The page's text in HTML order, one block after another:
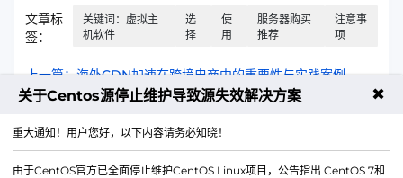
文章标
签：
关键词：虚拟主
机软件
选
择
使
用
服务器购买
推荐
注意事
项
上一篇：海外CDN加速在跨境电商中的重要性与实践案例
关于Centos源停止维护导致源失效解决方案 ✖
重大通知！用户您好，以下内容请务必知晓！
由于CentOS官方已全面停止维护CentOS Linux项目，公告指出 CentOS 7和